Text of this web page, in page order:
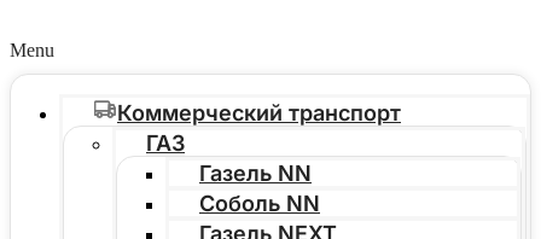
Menu
Коммерческий транспорт
ГАЗ
Газель NN
Соболь NN